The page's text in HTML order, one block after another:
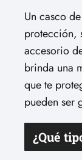
Un casco
protección,
accesorio
brinda una
que te
pueden ser
¿Qué